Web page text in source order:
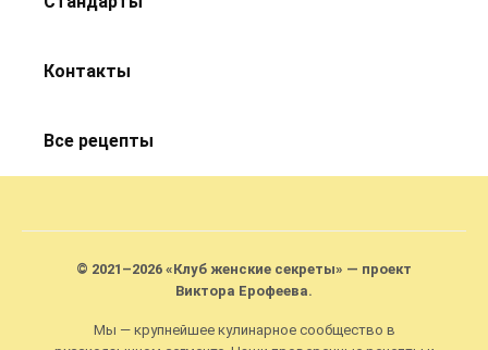
Контакты
Все рецепты
© 2021–2026 «Клуб женские секреты» — проект
Виктора Ерофеева.
Мы — крупнейшее кулинарное сообщество в